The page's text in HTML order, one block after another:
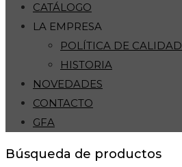
CATÁLOGO
LA EMPRESA
POLÍTICA DE CALIDAD
HISTORIA
NOVEDADES
CONTACTO
GFA
Búsqueda de productos